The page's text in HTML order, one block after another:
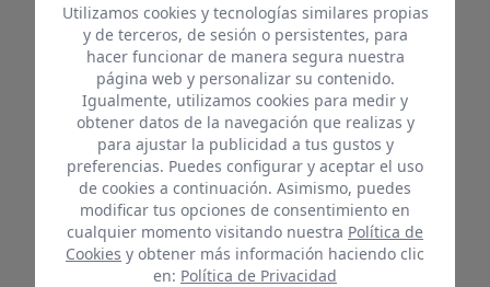
ZAPATO FRESNO O1 CI SRC
Zapatos de trabajo
Zapato ocupacional O1 fabricado en microfibra
lavable.
VER MÁS
Utilizamos cookies y tecnologías similares propias
y de terceros, de sesión o persistentes, para
hacer funcionar de manera segura nuestra
página web y personalizar su contenido.
Igualmente, utilizamos cookies para medir y
obtener datos de la navegación que realizas y
para ajustar la publicidad a tus gustos y
preferencias. Puedes configurar y aceptar el uso
de cookies a continuación. Asimismo, puedes
modificar tus opciones de consentimiento en
cualquier momento visitando nuestra Política de
Cookies y obtener más información haciendo clic
en: Política de Privacidad